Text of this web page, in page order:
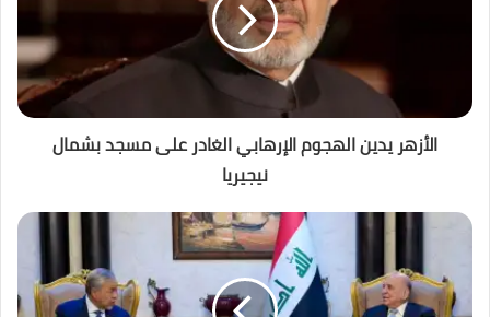
الأزهر يدين الهجوم الإرهابي الغادر على مسجد بشمال
نيجيريا